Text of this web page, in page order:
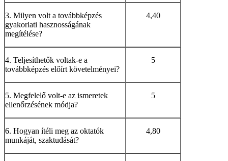
3. Milyen volt a továbbképzés
gyakorlati hasznosságának
megítélése?
4,40
4. Teljesíthetők voltak-e a
továbbképzés előírt követelményei?
5
5. Megfelelő volt-e az ismeretek
ellenőrzésének módja?
5
6. Hogyan ítéli meg az oktatók
munkáját, szaktudását?
4,80